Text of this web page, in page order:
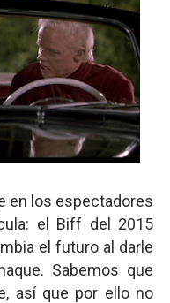
en los espectadores
el Biff del 2015
el futuro al darle
Sabemos que
así que por ello no